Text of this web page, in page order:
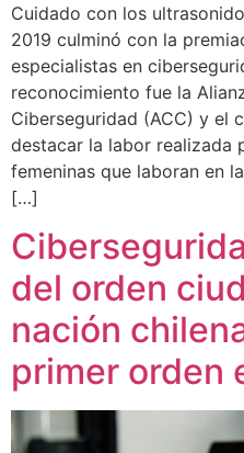
Cuidado con los
2019 culminó con la
especialistas en
reconocimiento fue la
Ciberseguridad (ACC) y el
destacar la labor realizada
femeninas que laboran en
[…]
del orden
nación
primer orden